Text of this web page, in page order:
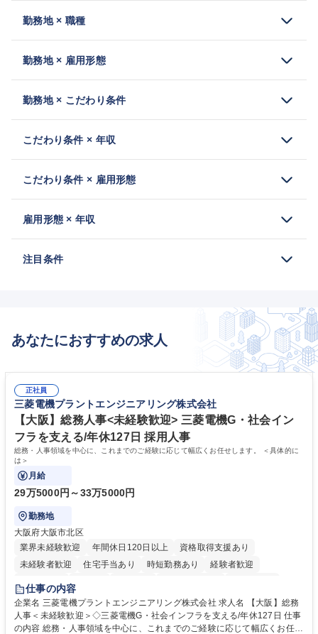
勤務地 × 職種
勤務地 × 雇用形態
勤務地 × こだわり条件
こだわり条件 × 年収
こだわり条件 × 雇用形態
雇用形態 × 年収
注目条件
あなたにおすすめの求人
正社員
三菱電機プラントエンジニアリング株式会社
【大阪】総務人事<未経験歓迎> 三菱電機G・社会イン
フラを支える/年休127日 採用人事
総務・人事領域を中心に、これまでのご経験に応じて幅広くお任せします。 ＜具体的に
は＞
月給
29万5000円～33万5000円
勤務地
大阪府大阪市北区
業界未経験歓迎
年間休日120日以上
資格取得支援あり
未経験者歓迎
住宅手当あり 時短勤務あり
経験者歓迎
退職金あり
駅近5分以内
土日祝休み 服装自由 寮・社宅あり 食事補助あり
仕事の内容
企業名 三菱電機プラントエンジニアリング株式会社 求人名 【大阪】総務
人事＜未経験歓迎＞◇三菱電機G・社会インフラを支える/年休127日 仕事
の内容 総務・人事領域を中心に、これまでのご経験に応じて幅広くお任せ